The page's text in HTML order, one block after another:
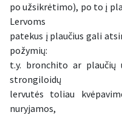
po užsikrėtimo), po to į
Lervoms
patekus į plaučius gali
požymių:
t.y. bronchito ar plaučių
strongiloidų
lervutės toliau
nuryjamos,